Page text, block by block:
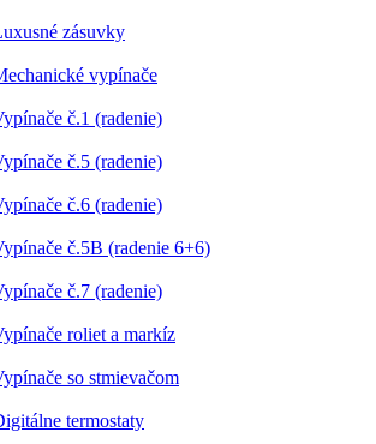
zásuvky
vypínače
č.1 (radenie)
č.5 (radenie)
č.6 (radenie)
č.5B (radenie 6+6)
č.7 (radenie)
roliet a markíz
so stmievačom
termostaty